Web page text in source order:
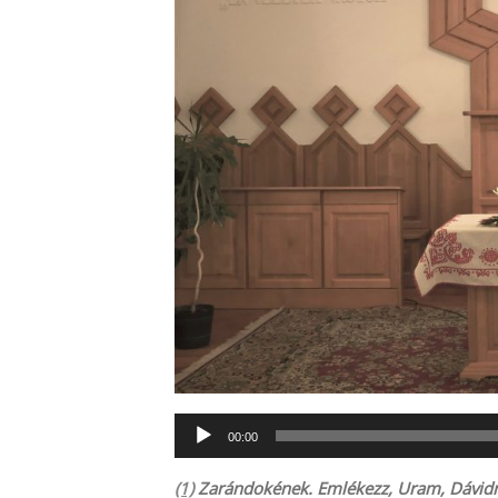
Audió
lejátszó
00:00
(1)Zarándokének. Emlékezz, Uram,